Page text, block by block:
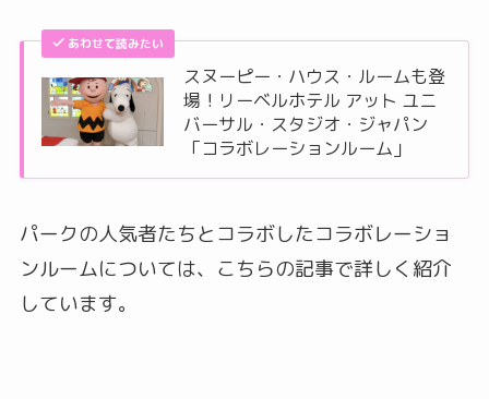
あわせて読みたい
スヌーピー・ハウス・ルームも登
場！リーベルホテル アット ユニ
バーサル・スタジオ・ジャパン
「コラボレーションルーム」
パークの人気者たちとコラボしたコラボレーショ
ンルームについては、こちらの記事で詳しく紹介
しています。